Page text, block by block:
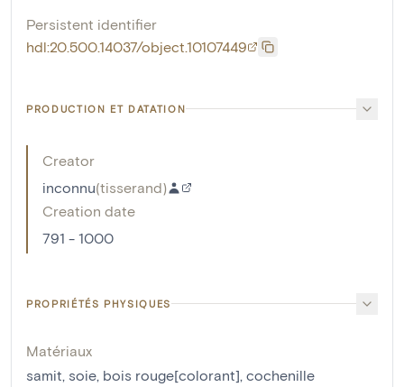
Persistent identifier
hdl:20.500.14037/object.10107449
PRODUCTION ET DATATION
Creator
inconnu(tisserand)
Creation date
791 - 1000
PROPRIÉTÉS PHYSIQUES
Matériaux
samit soie bois rouge[colorant] cochenille